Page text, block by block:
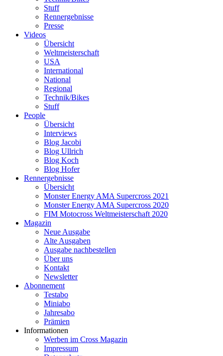
Stuff
Rennergebnisse
Presse
Videos
Übersicht
Weltmeisterschaft
USA
International
National
Regional
Technik/Bikes
Stuff
People
Übersicht
Interviews
Blog Jacobi
Blog Ullrich
Blog Koch
Blog Hofer
Rennergebnisse
Übersicht
Monster Energy AMA Supercross 2021
Monster Energy AMA Supercross 2020
FIM Motocross Weltmeisterschaft 2020
Magazin
Neue Ausgabe
Alte Ausgaben
Ausgabe nachbestellen
Über uns
Kontakt
Newsletter
Abonnement
Testabo
Miniabo
Jahresabo
Prämien
Informationen
Werben im Cross Magazin
Impressum